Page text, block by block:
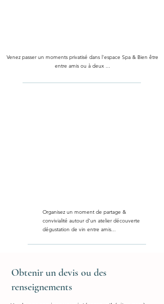
Venez passer un moments privatisé dans l'espace Spa & Bien être
entre amis ou à deux ...
Organisez un moment de partage &
convivialité autour d'un atelier découverte
dégustation de vin entre amis...
Obtenir un devis ou des
renseignements